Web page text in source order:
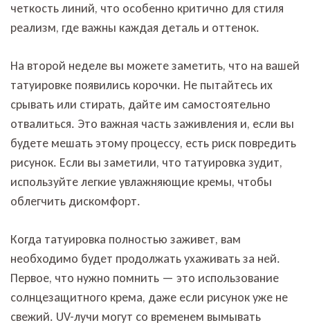
четкость линий, что особенно критично для стиля
реализм, где важны каждая деталь и оттенок.
На второй неделе вы можете заметить, что на вашей
татуировке появились корочки. Не пытайтесь их
срывать или стирать, дайте им самостоятельно
отвалиться. Это важная часть заживления и, если вы
будете мешать этому процессу, есть риск повредить
рисунок. Если вы заметили, что татуировка зудит,
используйте легкие увлажняющие кремы, чтобы
облегчить дискомфорт.
Когда татуировка полностью заживет, вам
необходимо будет продолжать ухаживать за ней.
Первое, что нужно помнить — это использование
солнцезащитного крема, даже если рисунок уже не
свежий. UV-лучи могут со временем вымывать